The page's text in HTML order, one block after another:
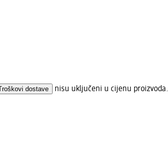
dostave nisu uključeni u cijenu proizvoda.